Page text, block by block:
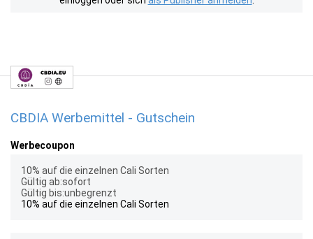
CBDIA Werbemittel - Gutschein
Werbecoupon
10% auf die einzelnen Cali Sorten
Gültig ab:sofort
Gültig bis:unbegrenzt
10% auf die einzelnen Cali Sorten